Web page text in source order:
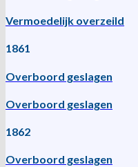
Vermoedelijk overzeild
1861
Overboord geslagen
Overboord geslagen
1862
Overboord geslagen